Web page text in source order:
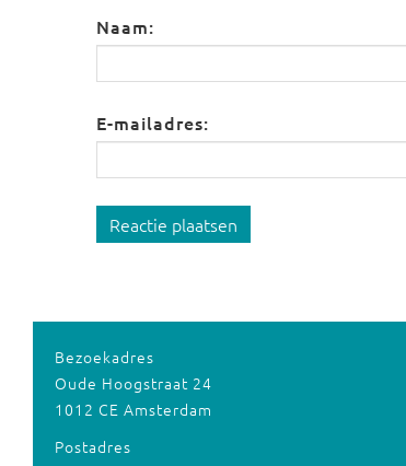
Naam:
E-mailadres:
Reactie plaatsen
Bezoekadres
Oude Hoogstraat 24
1012 CE Amsterdam
Postadres